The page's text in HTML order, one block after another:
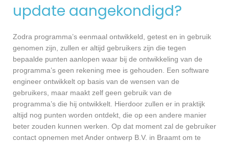
update aangekondigd?
Zodra programma’s eenmaal ontwikkeld, getest en in gebruik
genomen zijn, zullen er altijd gebruikers zijn die tegen
bepaalde punten aanlopen waar bij de ontwikkeling van de
programma’s geen rekening mee is gehouden. Een software
engineer ontwikkelt op basis van de wensen van de
gebruikers, maar maakt zelf geen gebruik van de
programma’s die hij ontwikkelt. Hierdoor zullen er in praktijk
altijd nog punten worden ontdekt, die op een andere manier
beter zouden kunnen werken. Op dat moment zal de gebruiker
contact opnemen met Ander ontwerp B.V. in Braamt om te